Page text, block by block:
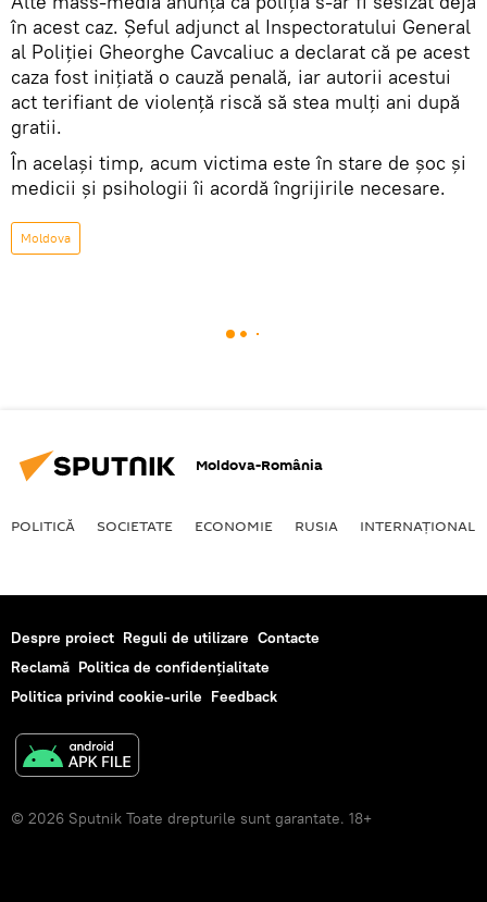
în acest caz. Șeful adjunct al Inspectoratului General
al Poliției Gheorghe Cavcaliuc a declarat că pe acest
caza fost inițiată o cauză penală, iar autorii acestui
act terifiant de violență riscă să stea mulți ani după
gratii.
În același timp, acum victima este în stare de șoc și
medicii și psihologii îi acordă îngrijirile necesare.
Moldova
Moldova-România
POLITICĂ SOCIETATE ECONOMIE RUSIA INTERNAŢIONAL
Despre proiect Reguli de utilizare Contacte
Reclamă Politica de confidențialitate
Politica privind cookie-urile Feedback
© 2026 Sputnik Toate drepturile sunt garantate. 18+